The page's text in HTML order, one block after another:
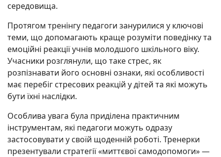
середовища.
Протягом тренінгу педагоги занурилися у ключові
теми, що допомагають краще розуміти поведінку та
емоційні реакції учнів молодшого шкільного віку.
Учасники розглянули, що таке стрес, як
розпізнавати його основні ознаки, які особливості
має перебіг стресових реакцій у дітей та які можуть
бути їхні наслідки.
Особлива увага була приділена практичним
інструментам, які педагоги можуть одразу
застосовувати у своїй щоденній роботі. Тренерки
презентували стратегії «миттєвої самодопомоги» —